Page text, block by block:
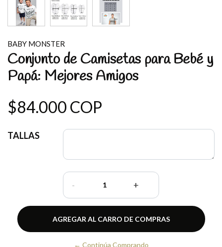
BABY MONSTER
Conjunto de Camisetas para Bebé y
Papá: Mejores Amigos
$84.000 COP
TALLAS
- +
← Continúa Comprando